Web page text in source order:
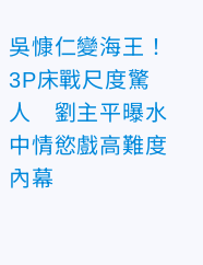
吳慷仁變海王！
3P床戰尺度驚
人 劉主平曝水
中情慾戲高難度
內幕